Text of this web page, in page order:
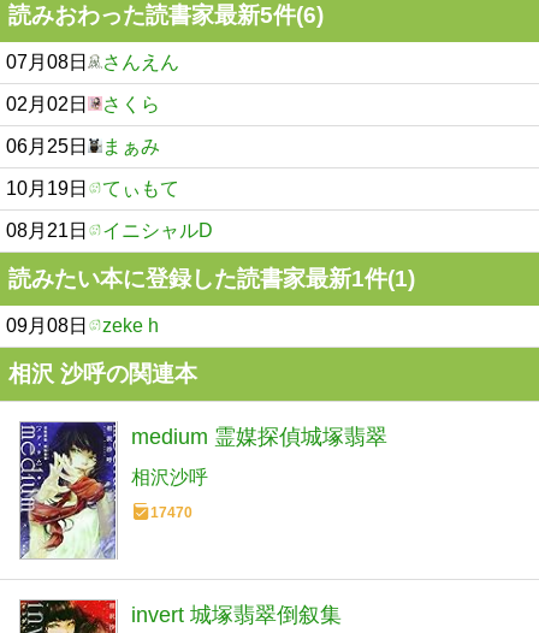
読みおわった読書家最新5件(6)
07月08日 さんえん
02月02日 さくら
06月25日 まぁみ
10月19日 てぃもて
08月21日 イニシャルD
読みたい本に登録した読書家最新1件(1)
09月08日 zeke h
相沢 沙呼の関連本
medium 霊媒探偵城塚翡翠
相沢沙呼
17470
invert 城塚翡翠倒叙集